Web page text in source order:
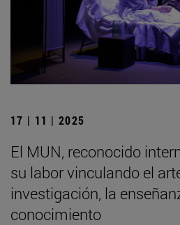
17 | 11 | 2025
El MUN, reconocido
su labor vinculando el
investigación, la
conocimiento